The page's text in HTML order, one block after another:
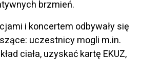
brzmień.
i koncertem odbywały się
uczestnicy mogli m.in.
ciała, uzyskać kartę EKUZ,